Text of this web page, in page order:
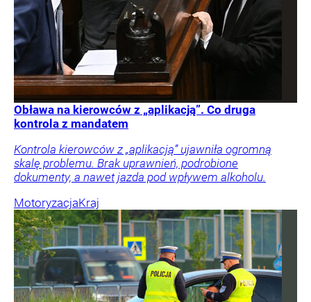
Obława na kierowców z „aplikacją”. Co druga
kontrola z mandatem
Kontrola kierowców z „aplikacją” ujawniła ogromną
skalę problemu. Brak uprawnień, podrobione
dokumenty, a nawet jazda pod wpływem alkoholu.
MotoryzacjaKraj